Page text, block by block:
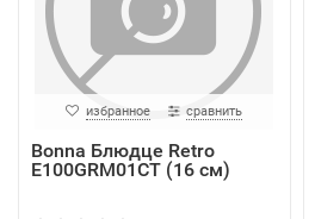
избранное сравнить
Bonna Блюдце Retro
E100GRM01CT (16 см)